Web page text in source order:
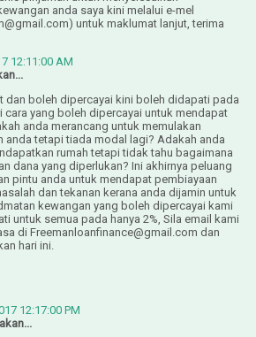
anda saya kini melalui e-mel
untuk maklumat lanjut, terima
12:11:00 AM
dan boleh dipercayai kini boleh didapati pada
cara yang boleh dipercayai untuk mendapat
anda merancang untuk memulakan
anda tetapi tiada modal lagi? Adakah anda
rumah tetapi tidak tahu bagaimana
dana yang diperlukan? Ini akhirnya peluang
pintu anda untuk mendapat pembiayaan
dan tekanan kerana anda dijamin untuk
kewangan yang boleh dipercayai kami
untuk semua pada hanya 2%, Sila email kami
di Freemanloanfinance@gmail.com dan
hari ini.
12:17:00 PM